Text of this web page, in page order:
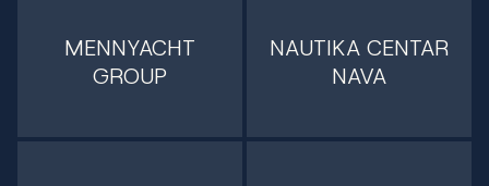
MENNYACHT
GROUP
NAUTIKA CENTAR
NAVA